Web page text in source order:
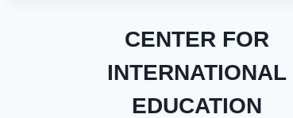
CENTER FOR
INTERNATIONAL
EDUCATION